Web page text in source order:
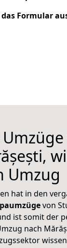
Formular
Umzug
hat in den
von
ist somit der
nach